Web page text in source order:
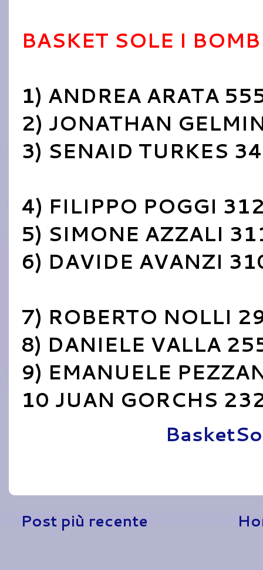
BASKET SOLE I
1) ANDREA ARATA
2) JONATHAN
3) SENAID TURKES
4) FILIPPO POGGI
5) SIMONE AZZALI
6) DAVIDE AVANZI
7) ROBERTO NOLLI
8) DANIELE VALLA
9) EMANUELE
10 JUAN GORCHS
Post più recente